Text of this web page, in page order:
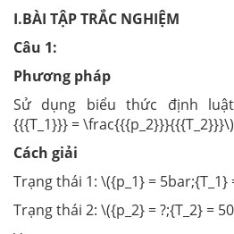
I.BÀI TẬP TRẮC NGHIỆM
Câu 1:
Phương pháp
Sử dụng biểu thức định luật
{{{T_1}}} = \frac{{{p_2}}}{{{T_2}}}\)
Cách giải
Trạng thái 1: \({p_1} = 5bar;{T_1}
Trạng thái 2: \({p_2} = ?;{T_2} =